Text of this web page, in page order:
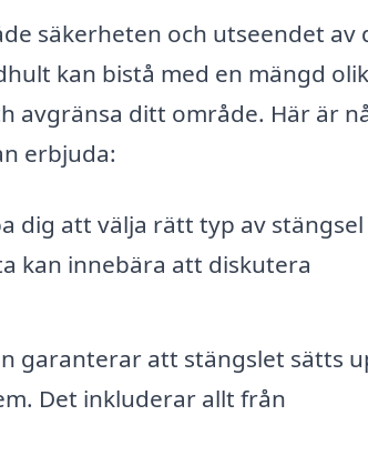
säkerheten och utseendet av
kan bistå med en mängd
avgränsa ditt område. Här är
erbjuda:
dig att välja rätt typ av stängsel
kan innebära att diskutera
garanterar att stängslet sätts
Det inkluderar allt från